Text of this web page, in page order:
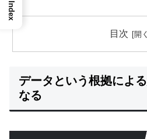
目次
データという根拠によ
なる
Index